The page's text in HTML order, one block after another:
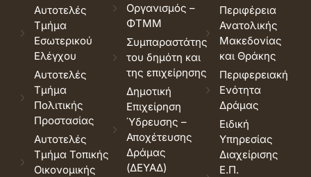
Αυτοτελές
Τμήμα
Εσωτερικού
Ελέγχου
Αυτοτελές
Τμήμα
Πολιτικής
Προστασίας
Αυτοτελές
Τμήμα Τοπικής
Οικονομικής
Οργανισμός –
ΦΤΜΜ
Συμπαραστάτης
του δημότη και
της επιχείρησης
Δημοτική
Επιχείρηση
Ύδρευσης –
Αποχέτευσης
Δράμας
(ΔΕΥΑΔ)
Περιφέρεια
Ανατολικής
Μακεδονίας
και Θράκης
Περιφερειακή
Ενότητα
Δράμας
Ειδική
Υπηρεσίας
Διαχείρισης
Ε.Π.